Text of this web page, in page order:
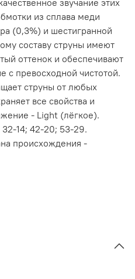
из сплава меди
(0,3%) и шестигранной
составу струны имеют
оттенок и обеспечивают
с превосходной чистотой.
струны от любых
все свойства и
- Light (лёгкое).
32-14; 42-20; 53-29.
происхождения -